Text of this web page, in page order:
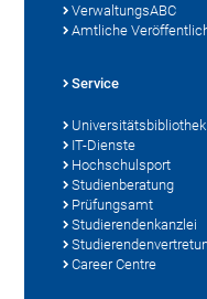
VerwaltungsABC
Amtliche
Service
Universitätsbibliothek
IT-Dienste
Hochschulsport
Studienberatung
Prüfungsamt
Studierendenkanzlei
Career Centre